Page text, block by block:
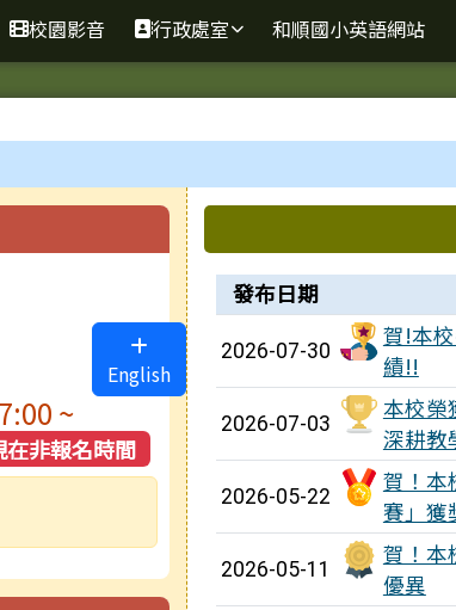
校園影音 行政處室 和順國小英語網站
English
~
在非報名時間
上中區域內容
榮譽榜列表
發布日期
2026-07-30
賀!本
績!!
2026-07-03
本校榮
深耕教
2026-05-22
賀！本
賽」獲
2026-05-11
賀！本
優異